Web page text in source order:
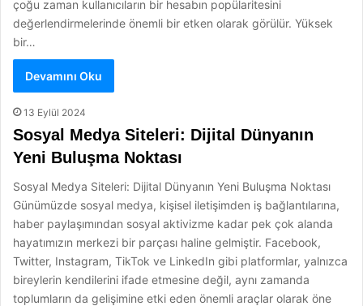
çoğu zaman kullanıcıların bir hesabın popülaritesini
değerlendirmelerinde önemli bir etken olarak görülür. Yüksek
bir…
Devamını Oku
13 Eylül 2024
Sosyal Medya Siteleri: Dijital Dünyanın
Yeni Buluşma Noktası
Sosyal Medya Siteleri: Dijital Dünyanın Yeni Buluşma Noktası
Günümüzde sosyal medya, kişisel iletişimden iş bağlantılarına,
haber paylaşımından sosyal aktivizme kadar pek çok alanda
hayatımızın merkezi bir parçası haline gelmiştir. Facebook,
Twitter, Instagram, TikTok ve LinkedIn gibi platformlar, yalnızca
bireylerin kendilerini ifade etmesine değil, aynı zamanda
toplumların da gelişimine etki eden önemli araçlar olarak öne